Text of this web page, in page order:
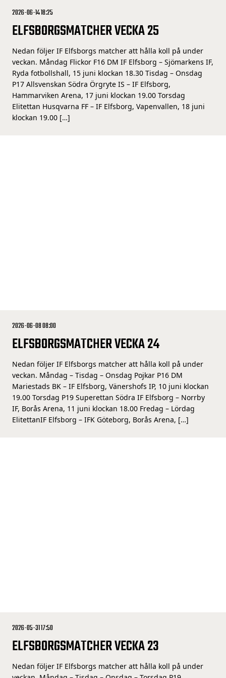
2026-06-14 18:25
ELFSBORGSMATCHER VECKA 25
Nedan följer IF Elfsborgs matcher att hålla koll på under
veckan. Måndag Flickor F16 DM IF Elfsborg – Sjömarkens IF,
Ryda fotbollshall, 15 juni klockan 18.30 Tisdag – Onsdag
P17 Allsvenskan Södra Örgryte IS – IF Elfsborg,
Hammarviken Arena, 17 juni klockan 19.00 Torsdag
Elitettan Husqvarna FF – IF Elfsborg, Vapenvallen, 18 juni
klockan 19.00 […]
2026-06-08 08:00
ELFSBORGSMATCHER VECKA 24
Nedan följer IF Elfsborgs matcher att hålla koll på under
veckan. Måndag – Tisdag – Onsdag Pojkar P16 DM
Mariestads BK – IF Elfsborg, Vänershofs IP, 10 juni klockan
19.00 Torsdag P19 Superettan Södra IF Elfsborg – Norrby
IF, Borås Arena, 11 juni klockan 18.00 Fredag – Lördag
ElitettanIF Elfsborg – IFK Göteborg, Borås Arena, […]
2026-05-31 17:50
ELFSBORGSMATCHER VECKA 23
Nedan följer IF Elfsborgs matcher att hålla koll på under